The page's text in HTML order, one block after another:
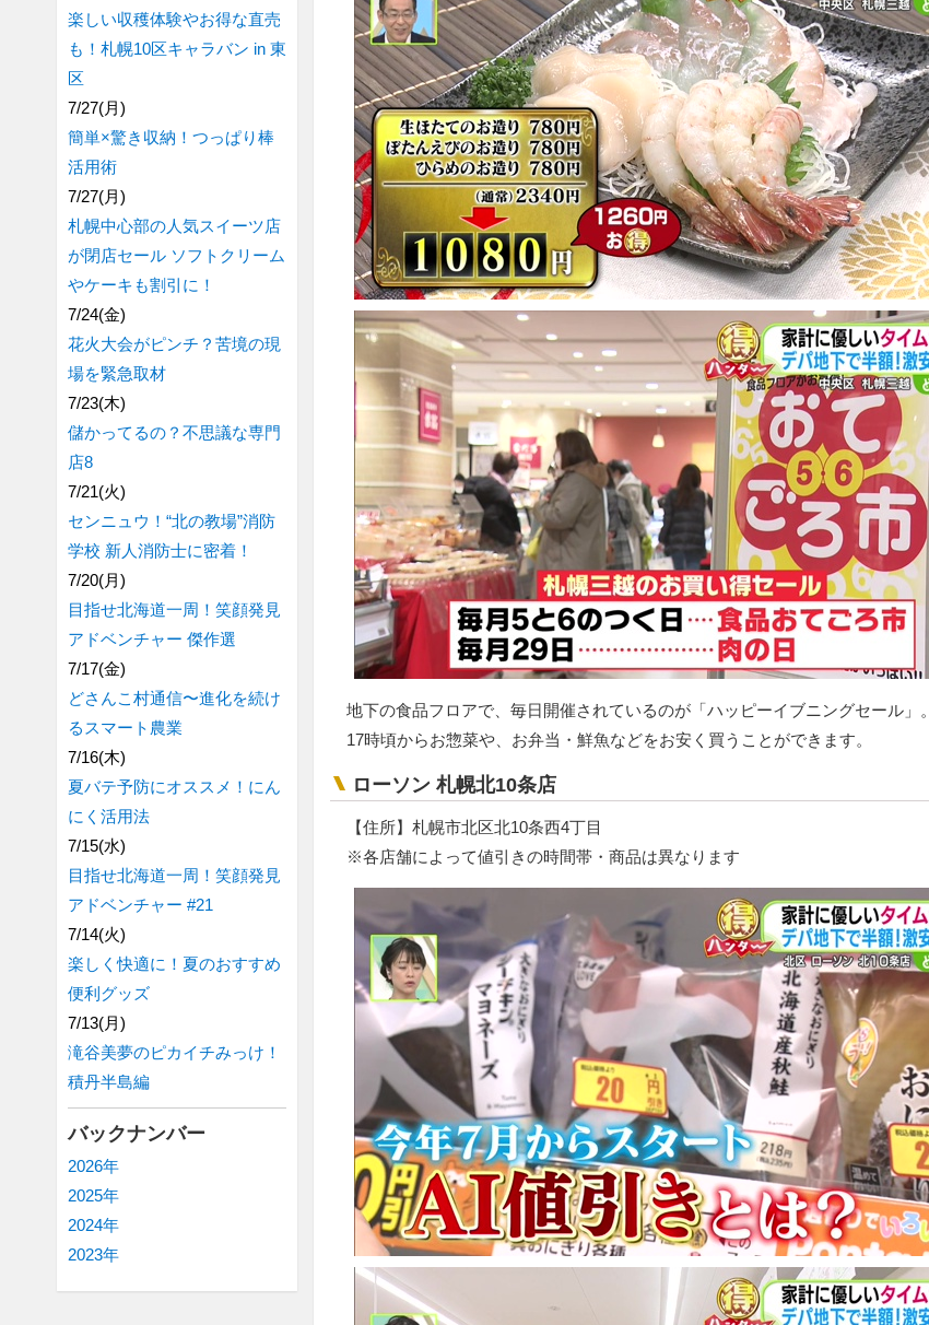
地下の食品フロアで、毎日開催されているのが「ハッピーイブニングセール」。
17時頃からお惣菜や、お弁当・鮮魚などをお安く買うことができます。
ローソン 札幌北10条店
【住所】札幌市北区北10条西4丁目
※各店舗によって値引きの時間帯・商品は異なります
楽しい収穫体験やお得な直売
も！札幌10区キャラバン in 東
区
7/27(月)
簡単×驚き収納！つっぱり棒
活用術
7/27(月)
札幌中心部の人気スイーツ店
が閉店セール ソフトクリーム
やケーキも割引に！
7/24(金)
花火大会がピンチ？苦境の現
場を緊急取材
7/23(木)
儲かってるの？不思議な専門
店8
7/21(火)
センニュウ！“北の教場”消防
学校 新人消防士に密着！
7/20(月)
目指せ北海道一周！笑顔発見
アドベンチャー 傑作選
7/17(金)
どさんこ村通信〜進化を続け
るスマート農業
7/16(木)
夏バテ予防にオススメ！にん
にく活用法
7/15(水)
目指せ北海道一周！笑顔発見
アドベンチャー #21
7/14(火)
楽しく快適に！夏のおすすめ
便利グッズ
7/13(月)
滝谷美夢のピカイチみっけ！
積丹半島編
バックナンバー
2026年
2025年
2024年
2023年